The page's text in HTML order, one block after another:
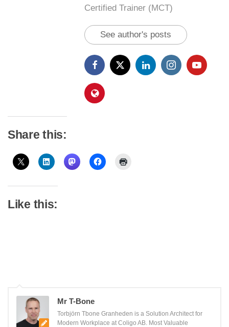
Certified Trainer (MCT)
See author's posts
Share this:
Like this:
Mr T-Bone
Torbjörn Tbone Granheden is a Solution Architect for
Modern Workplace at Coligo AB. Most Valuable